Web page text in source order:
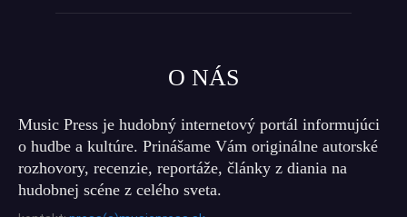
O NÁS
Music Press je hudobný internetový portál informujúci
o hudbe a kultúre. Prinášame Vám originálne autorské
rozhovory, recenzie, reportáže, články z diania na
hudobnej scéne z celého sveta.